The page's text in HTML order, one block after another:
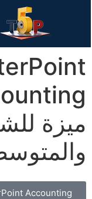
ميزة
Accounting